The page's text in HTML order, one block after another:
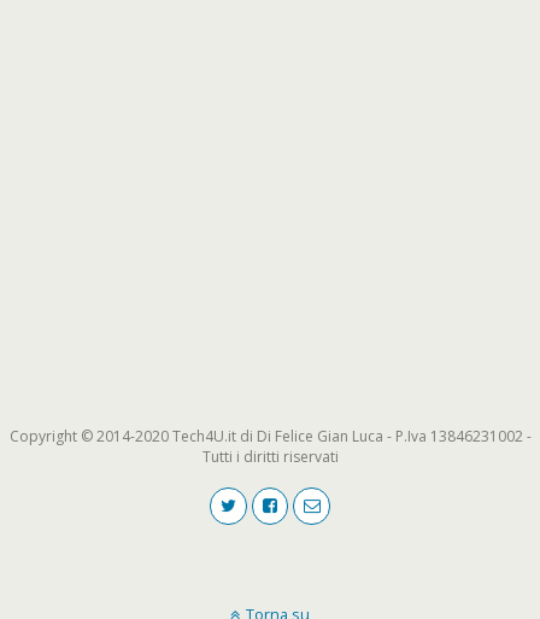
Copyright © 2014-2020 Tech4U.it di Di Felice Gian Luca - P.Iva 13846231002 -
Tutti i diritti riservati
Torna su